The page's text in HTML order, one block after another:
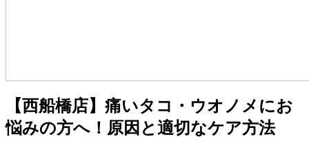
【西船橋店】痛いタコ・ウオノメにお
悩みの方へ！原因と適切なケア方法